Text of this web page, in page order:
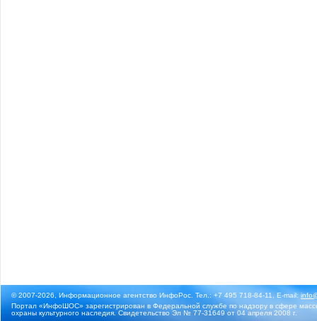
© 2007-2026, Информационное агентство ИнфоРос. Тел.: +7 495 718-84-11, E-mail:
Портал «ИнфоШОС» зарегистрирован в Федеральной службе по надзору в сфере
охраны культурного наследия. Свидетельство Эл № 77-31649 от 04 апреля 2008 г.